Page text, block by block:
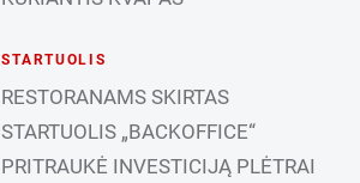
STARTUOLIS
RESTORANAMS SKIRTAS
STARTUOLIS „BACKOFFICE“
PRITRAUKĖ INVESTICIJĄ PLĖTRAI